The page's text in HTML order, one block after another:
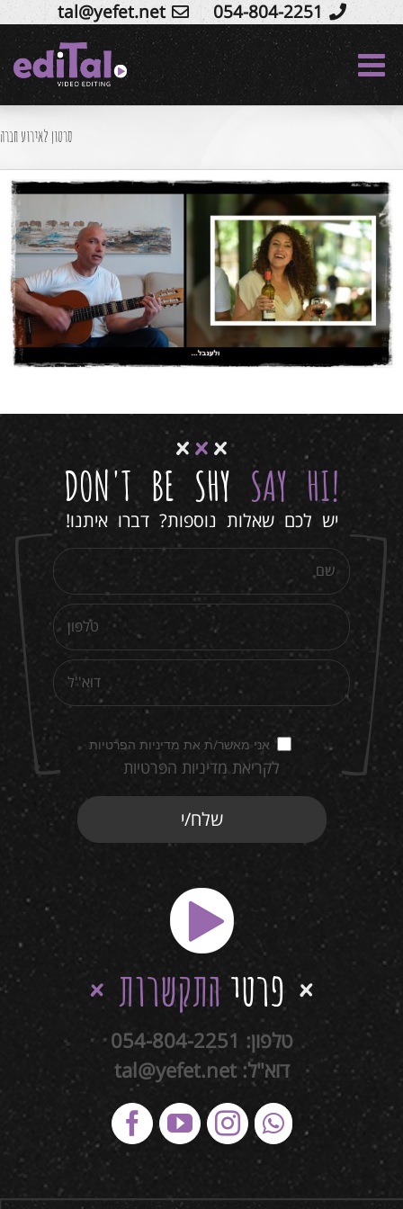
Skip
to
content
054-804-2251
tal@yefet.net
סרטון לאירוע חברה
קליפ סיכום 15 שנה למדירה
סרטי שיווק לרשתות חברתיות
!
DON'T BE SHY SAY HI
יש לכם שאלות נוספות? דברו איתנו!
אני מאשר/ת את מדיניות הפרטיות
לקריאת מדיניות הפרטיות
פרטיהתקשרות
טלפון: 054-804-2251
דוא"ל:tal@yefet.net